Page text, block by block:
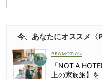
今、あなたにオススメ〈
「NOT A
上の家族旅】を